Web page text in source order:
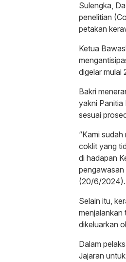
Sulengka,
penelitian
petakan
Ketua
digelar mulai
Bakri
yakni Panitia
sesuai
“Kami
coklit yang
di hadapan
pengawasan
(20/6/2024).
Selain itu,
menjalankan
dikeluarkan
Dalam
Jajaran